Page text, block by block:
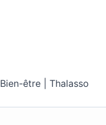
Bien-être | Thalasso